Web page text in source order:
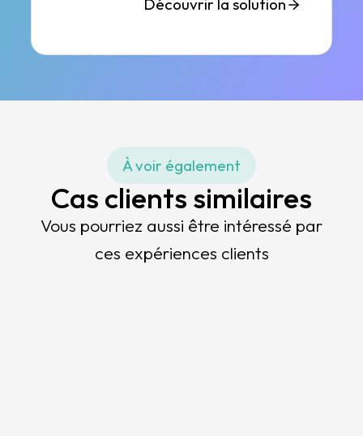
Découvrir la solution
À voir également
Cas clients similaires
Vous pourriez aussi être intéressé par
ces expériences clients